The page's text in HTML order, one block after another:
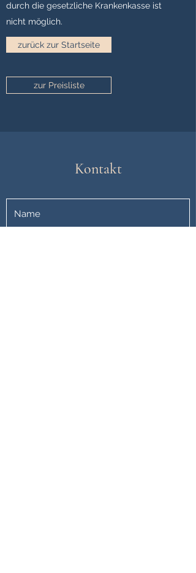
Kontakt
durch die gesetzliche Krankenkasse ist
nicht möglich.
zurück zur Startseite
zur Preisliste